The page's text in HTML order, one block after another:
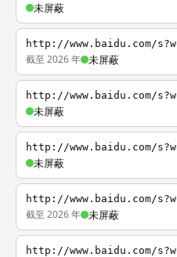
未屏蔽
http://www.baidu.com/
截至 2026 年 未屏蔽
http://www.baidu.com/
未屏蔽
http://www.baidu.com/
未屏蔽
http://www.baidu.com/
截至 2026 年 未屏蔽
http://www.baidu.com/